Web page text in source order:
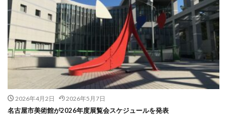
2026年4月2日 2026年5月7日
名古屋市美術館が2026年度展覧会スケジュールを発表